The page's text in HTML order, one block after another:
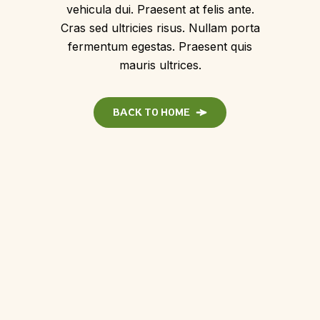
vehicula dui. Praesent at felis ante.
Cras sed ultricies risus. Nullam porta
fermentum egestas. Praesent quis
mauris ultrices.
BACK TO HOME